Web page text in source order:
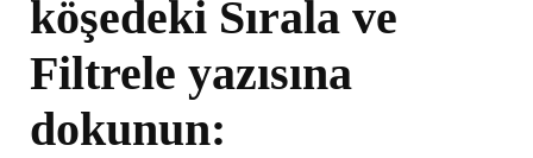
köşedeki Sırala ve
Filtrele yazısına
dokunun: